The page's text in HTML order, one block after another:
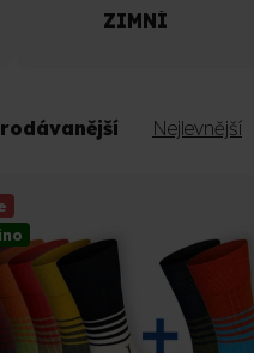
ZIMNÍ
Nejlevnější